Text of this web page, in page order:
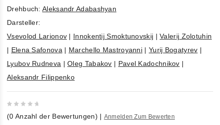
Drehbuch:Aleksandr Adabashyan
Darsteller:
Vsevolod Larionov | Innokentij Smoktunovskij |Valerij Zolotuhin
| Elena Safonova| Marchello Mastroyanni | Yurij Bogatyrev |
Lyubov Rudneva |Oleg Tabakov | Pavel Kadochnikov |
Aleksandr Filippenko
out
(0 Anzahl der Bewertungen) | Anmelden Zum Bewerten